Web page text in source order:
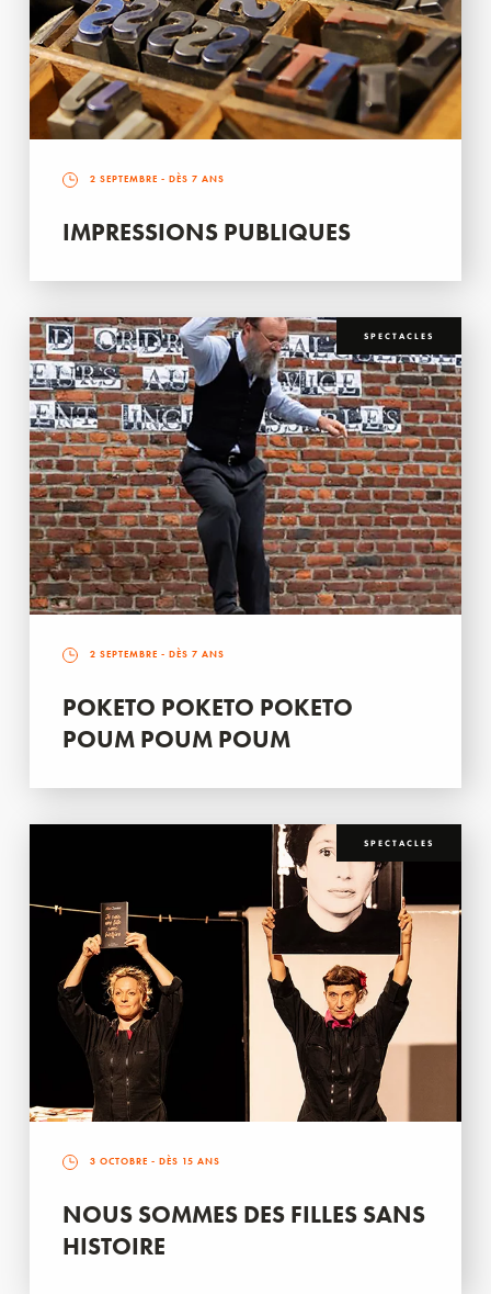
2 SEPTEMBRE - DÈS 7 ANS
IMPRESSIONS PUBLIQUES
SPECTACLES
2 SEPTEMBRE - DÈS 7 ANS
POKETO POKETO POKETO
POUM POUM POUM
SPECTACLES
3 OCTOBRE - DÈS 15 ANS
NOUS SOMMES DES FILLES SANS
HISTOIRE